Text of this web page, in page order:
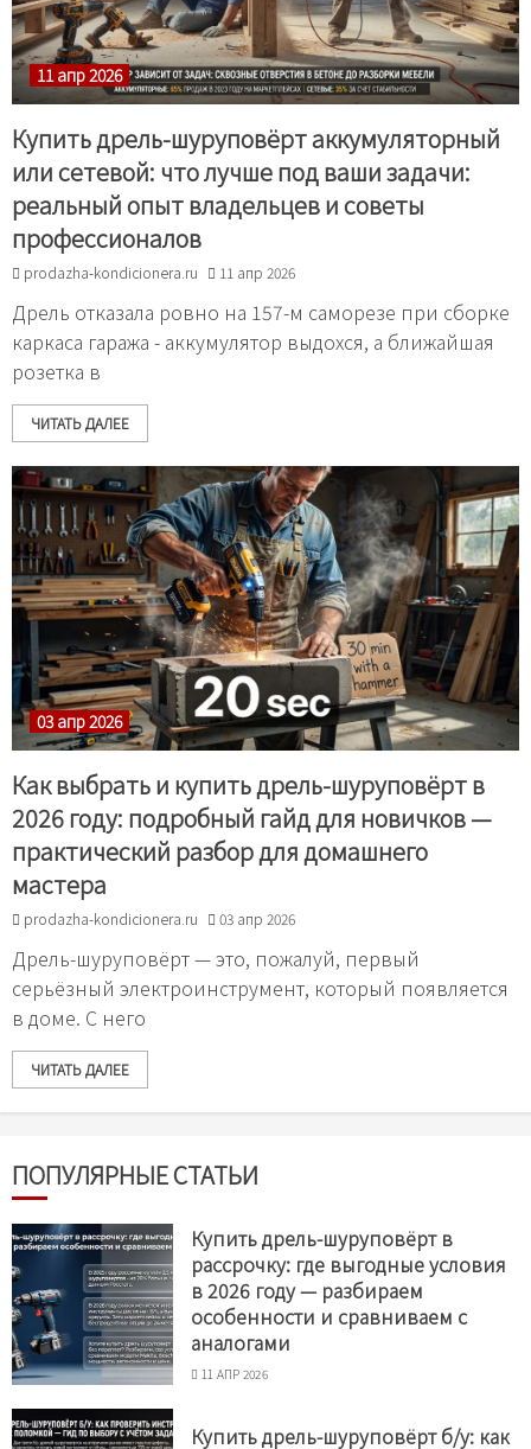
11 апр 2026
Купить дрель-шуруповёрт аккумуляторный
или сетевой: что лучше под ваши задачи:
реальный опыт владельцев и советы
профессионалов
prodazha-kondicionera.ru 11 апр 2026
Дрель отказала ровно на 157-м саморезе при сборке
каркаса гаража - аккумулятор выдохся, а ближайшая
розетка в
ЧИТАТЬ ДАЛЕЕ
03 апр 2026
Как выбрать и купить дрель-шуруповёрт в
2026 году: подробный гайд для новичков —
практический разбор для домашнего
мастера
prodazha-kondicionera.ru 03 апр 2026
Дрель-шуруповёрт — это, пожалуй, первый
серьёзный электроинструмент, который появляется
в доме. С него
ЧИТАТЬ ДАЛЕЕ
ПОПУЛЯРНЫЕ СТАТЬИ
Купить дрель-шуруповёрт в
рассрочку: где выгодные условия
в 2026 году — разбираем
особенности и сравниваем с
аналогами
11 АПР 2026
Купить дрель-шуруповёрт б/у: как